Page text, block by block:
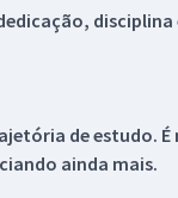
disciplina
de estudo.
ainda mais.